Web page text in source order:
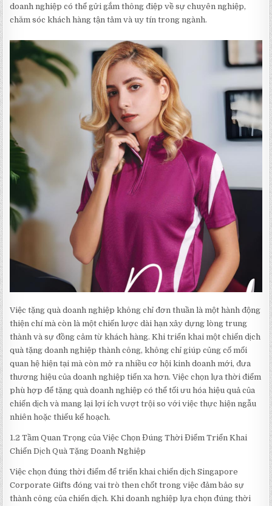
doanh nghiệp có thể gửi gắm thông điệp về sự chuyên nghiệp,
chăm sóc khách hàng tận tâm và uy tín trong ngành.
Việc tặng quà doanh nghiệp không chỉ đơn thuần là một hành động
thiện chí mà còn là một chiến lược dài hạn xây dựng lòng trung
thành và sự đồng cảm từ khách hàng. Khi triển khai một chiến dịch
quà tặng doanh nghiệp thành công, không chỉ giúp củng cố mối
quan hệ hiện tại mà còn mở ra nhiều cơ hội kinh doanh mới, đưa
thương hiệu của doanh nghiệp tiến xa hơn. Việc chọn lựa thời điểm
phù hợp để tặng quà doanh nghiệp có thể tối ưu hóa hiệu quả của
chiến dịch và mang lại lợi ích vượt trội so với việc thực hiện ngẫu
nhiên hoặc thiếu kế hoạch.
1.2 Tầm Quan Trọng của Việc Chọn Đúng Thời Điểm Triển Khai
Chiến Dịch Quà Tặng Doanh Nghiệp
Việc chọn đúng thời điểm để triển khai chiến dịch Singapore
Corporate Gifts đóng vai trò then chốt trong việc đảm bảo sự
thành công của chiến dịch. Khi doanh nghiệp lựa chọn đúng thời